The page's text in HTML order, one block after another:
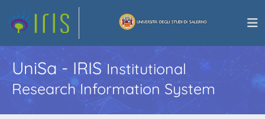
UniSa - IRISInstitutional
Research Information System